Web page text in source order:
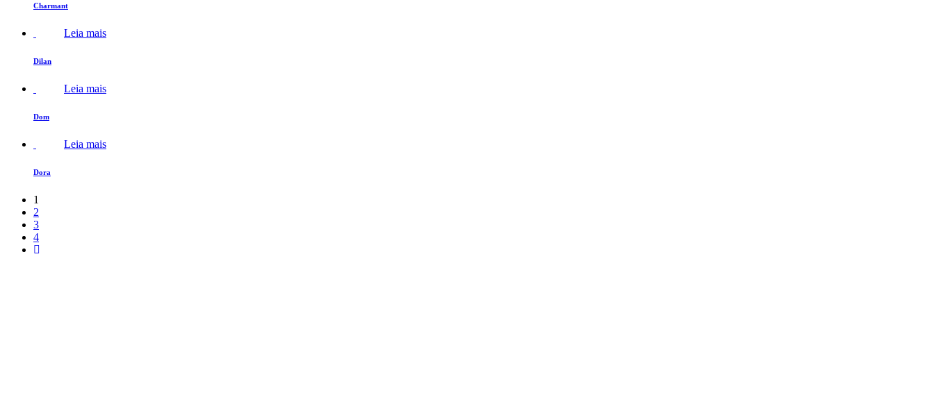
Charmant
Leia mais
Dilan
Leia mais
Dom
Leia mais
Dora
1
2
3
4